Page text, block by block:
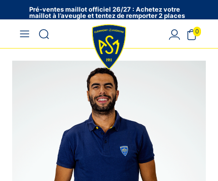
Pré-ventes maillot officiel 26/27 : Achetez votre
maillot à l’aveugle et tentez de remporter 2 places
en VIP !
0